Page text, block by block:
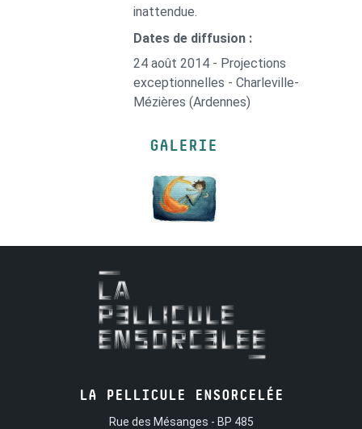
inattendue.
Dates de diffusion :
24 août 2014 - Projections
exceptionnelles - Charleville-
Mézières (Ardennes)
GALERIE
LA PELLICULE ENSORCELÉE
Rue des Mésanges - BP 485